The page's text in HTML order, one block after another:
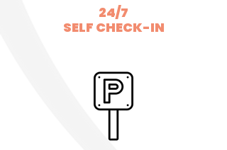
24/7
SELF CHECK-IN